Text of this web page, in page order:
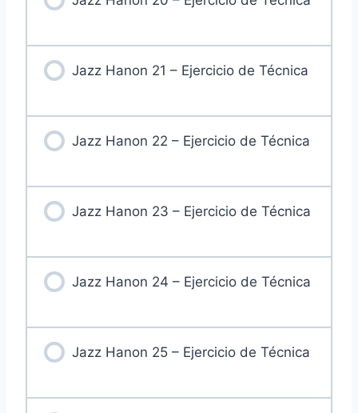
Jazz Hanon 21 – Ejercicio de Técnica
Jazz Hanon 22 – Ejercicio de Técnica
Jazz Hanon 23 – Ejercicio de Técnica
Jazz Hanon 24 – Ejercicio de Técnica
Jazz Hanon 25 – Ejercicio de Técnica